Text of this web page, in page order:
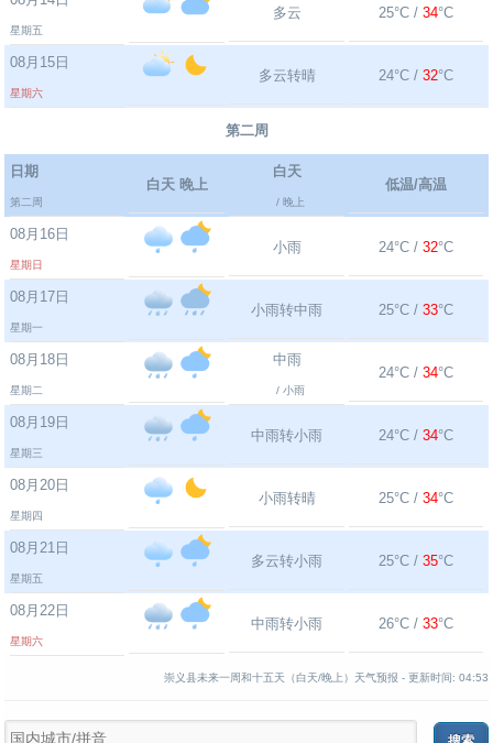
星期五
多云 25°C / 34°C
08月15日
星期六
多云转晴 24°C / 32°C
第二周
日期
第二周
白天 晚上
白天
/ 晚上
低温/高温
08月16日
星期日
小雨 24°C / 32°C
08月17日
星期一
小雨转中雨 25°C / 33°C
08月18日
星期二
中雨
/ 小雨
24°C / 34°C
08月19日
星期三
中雨转小雨 24°C / 34°C
08月20日
星期四
小雨转晴 25°C / 34°C
08月21日
星期五
多云转小雨 25°C / 35°C
08月22日
星期六
中雨转小雨 26°C / 33°C
崇义县未来一周和十五天（白天/晚上）天气预报 - 更新时间: 04:53